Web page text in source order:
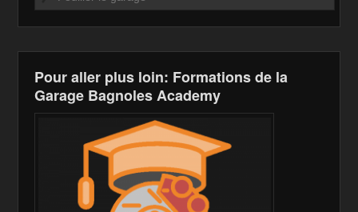
Pour aller plus loin: Formations de la
Garage Bagnoles Academy